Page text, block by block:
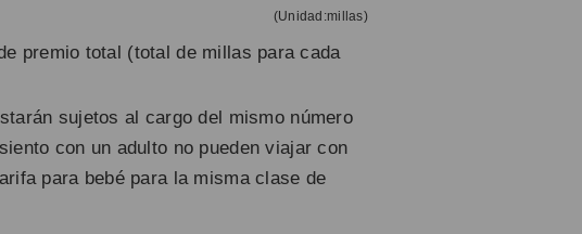
(Unidad:millas)
premio total (total de millas para cada
sujetos al cargo del mismo número
con un adulto no pueden viajar con
para bebé para la misma clase de